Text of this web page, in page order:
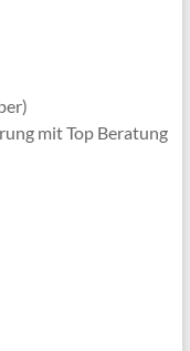
mit Top Beratung